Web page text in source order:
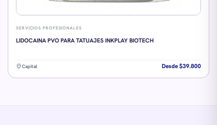
SERVICIOS PROFESIONALES
LIDOCAINA PVO PARA TATUAJES INKPLAY BIOTECH
location_onCapital Desde $39.800